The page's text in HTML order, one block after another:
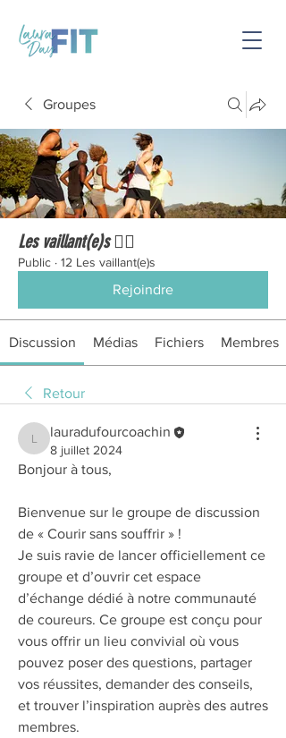
Groupes
Les vaillant(e)s 🏃‍♀️
Public · 12 Les vaillant(e)s
Rejoindre
Discussion Médias Fichiers Membres
Retour
lauradufourcoachin
lauradufourcoachin
8 juillet 2024
Bonjour à tous,
Bienvenue sur le groupe de discussion
de « Courir sans souffrir » !
Je suis ravie de lancer officiellement ce
groupe et d’ouvrir cet espace
d’échange dédié à notre communauté
de coureurs. Ce groupe est conçu pour
vous offrir un lieu convivial où vous
pouvez poser des questions, partager
vos réussites, demander des conseils,
et trouver l’inspiration auprès des autres
membres.